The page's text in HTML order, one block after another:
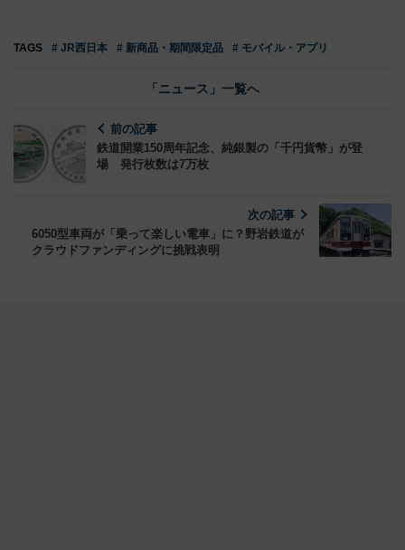
TAGS # JR西日本 # 新商品・期間限定品 # モバイル・アプリ
「ニュース」一覧へ
前の記事
鉄道開業150周年記念、純銀製の「千円貨幣」が登
場 発行枚数は7万枚
次の記事
6050型車両が「乗って楽しい電車」に？野岩鉄道が
クラウドファンディングに挑戦表明